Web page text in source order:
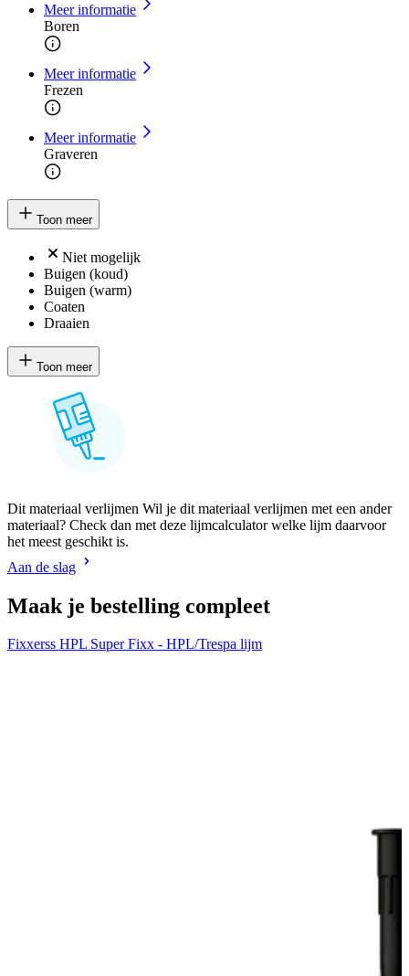
Meer informatie
Boren
Meer informatie
Frezen
Meer informatie
Graveren
Toon meer
Niet mogelijk
Buigen (koud)
Buigen (warm)
Coaten
Draaien
Toon meer
Dit materiaal verlijmen Wil je dit materiaal verlijmen met een ander
materiaal? Check dan met deze lijmcalculator welke lijm daarvoor
het meest geschikt is.
Aan de slag
Maak je bestelling compleet
Fixxerss HPL Super Fixx - HPL/Trespa lijm